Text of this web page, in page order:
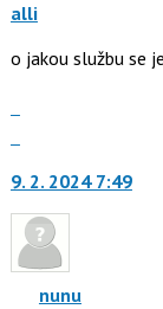
alli
o jakou službu se
další
nový
názor.
K
navigaci
9. 2. 2024 7:49
nunu